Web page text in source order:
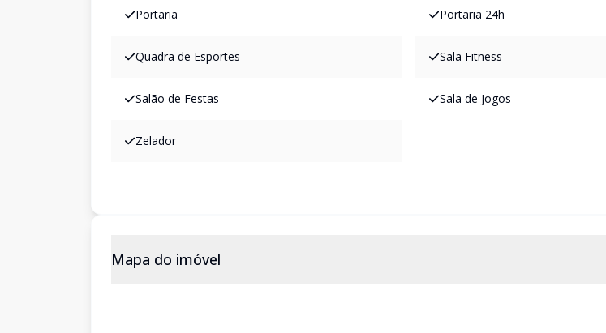
Portaria Portaria 24h
Quadra de Esportes Sala Fitness
Salão de Festas Sala de Jogos
Zelador
Mapa do imóvel